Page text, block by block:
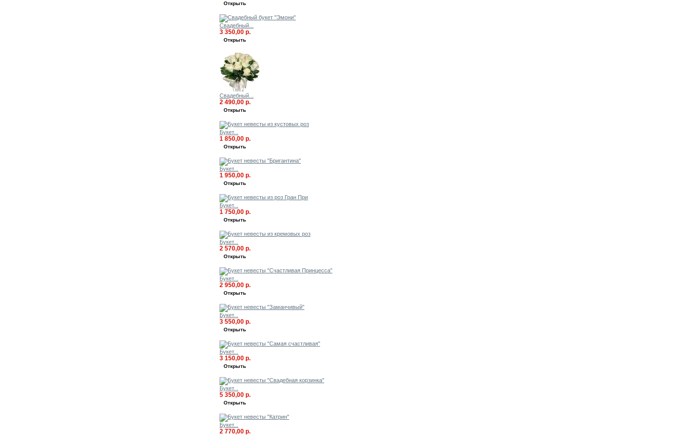
Открыть
Свадебный...
3 350,00 р.
Открыть
Свадебный...
2 490,00 р.
Открыть
Букет...
1 850,00 р.
Открыть
Букет...
1 950,00 р.
Открыть
Букет...
1 750,00 р.
Открыть
Букет...
2 570,00 р.
Открыть
Букет...
2 950,00 р.
Открыть
Букет...
3 550,00 р.
Открыть
Букет...
3 150,00 р.
Открыть
Букет...
5 350,00 р.
Открыть
Букет...
2 770,00 р.